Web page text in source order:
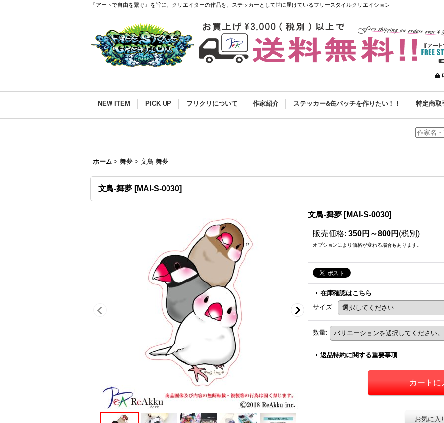
『アートで自由を繋ぐ』を旨に、クリエイターの作品を、ステッカーとして世に届けているフリースタイルクリエイション
NEW ITEM PICK UP フリクリについて 作家紹介 ステッカー&缶バッチを作りたい！！ 特定商取
ホーム > 舞夢 > 文鳥-舞夢
文鳥-舞夢 [MAI-S-0030]
文鳥-舞夢 [MAI-S-0030]
販売価格: 350円～800円 (税別)
オプションにより価格が変わる場合もあります。
在庫確認はこちら
サイズ::
数量:
返品特約に関する重要事項
お気に入